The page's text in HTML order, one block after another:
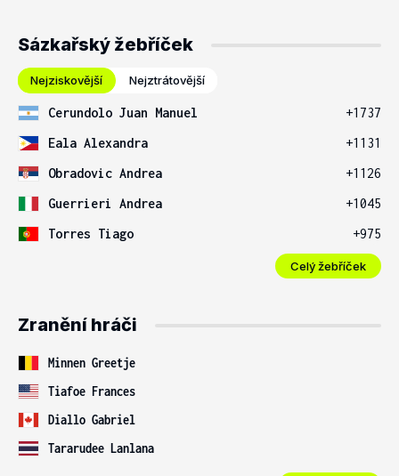
Sázkařský žebříček
Nejziskovější Nejztrátovější
Cerundolo Juan Manuel
+1737
Eala Alexandra
+1131
Obradovic Andrea
+1126
Guerrieri Andrea
+1045
Torres Tiago
+975
Celý žebříček
Zranění hráči
Minnen Greetje
Tiafoe Frances
Diallo Gabriel
Tararudee Lanlana